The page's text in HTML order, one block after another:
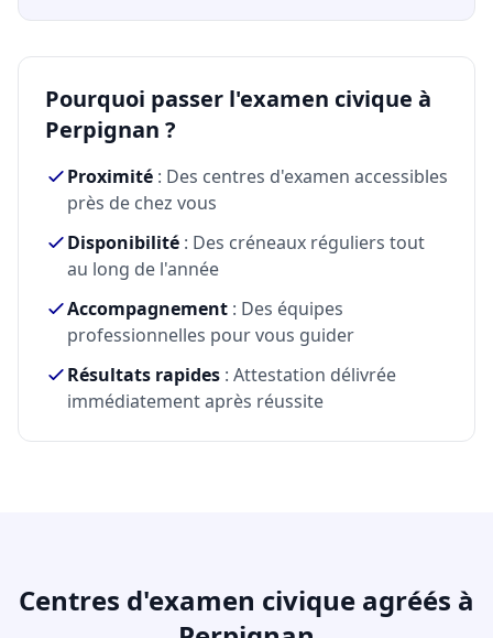
Pourquoi passer l'examen civique à
Perpignan ?
Proximité : Des centres d'examen accessibles
près de chez vous
Disponibilité : Des créneaux réguliers tout
au long de l'année
Accompagnement : Des équipes
professionnelles pour vous guider
Résultats rapides : Attestation délivrée
immédiatement après réussite
Centres d'examen civique agréés à